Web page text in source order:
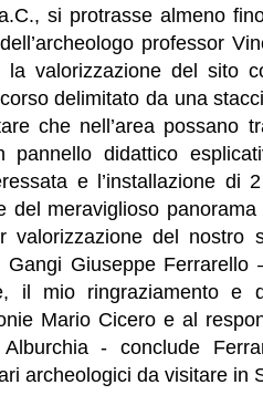
si protrasse almeno
professor
valorizzazione del sito
delimitato da una
che nell’area possano
didattico
e l’installazione di
del meraviglioso
valorizzazione del nostro
Giuseppe Ferrarello
il mio ringraziamento e
Mario Cicero e al
- conclude
archeologici da visitare in